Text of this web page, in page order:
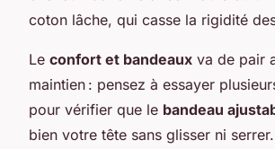
coton lâche, qui casse la rigidité
Le confort et bandeaux va de pair
maintien : pensez à essayer
pour vérifier que le bandeau
bien votre tête sans glisser ni